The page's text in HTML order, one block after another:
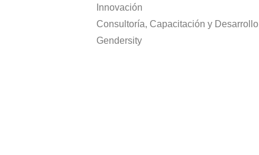
Innovación
Consultoría, Capacitación y Desarrollo
Gendersity